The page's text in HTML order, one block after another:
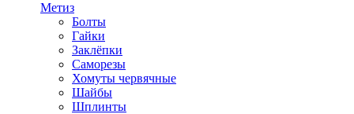
Метиз
Болты
Гайки
Заклёпки
Саморезы
Хомуты червячные
Шайбы
Шплинты